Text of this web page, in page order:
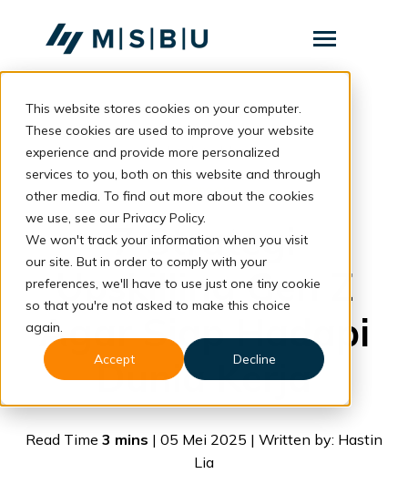
This website stores cookies on your computer.
These cookies are used to improve your website
experience and provide more personalized
services to you, both on this website and through
other media. To find out more about the cookies
we use, see our Privacy Policy.
We won't track your information when you visit
our site. But in order to comply with your
preferences, we'll have to use just one tiny cookie
so that you're not asked to make this choice
again.
Accept
Decline
Toggle
Layanan Toggle
children
Layanan
Komunitas
Tentang
Resources Toggle
children
Resources
Konsultasi
back to blog
Career
7 Strategi
Upskilling Gen Z
Agar Siap Hadapi
Dunia Kerja
Read Time 3 mins | 05 Mei 2025 | Written by: Hastin
Lia